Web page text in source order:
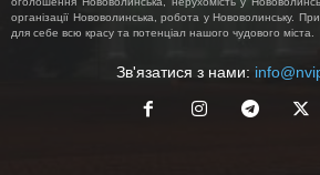
організації Нововолинська, робота у Нововолинську.
для себе всю красу та потенціал нашого чудового міста.
Зв'язатися з нами: